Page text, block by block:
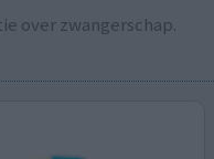
over zwangerschap.